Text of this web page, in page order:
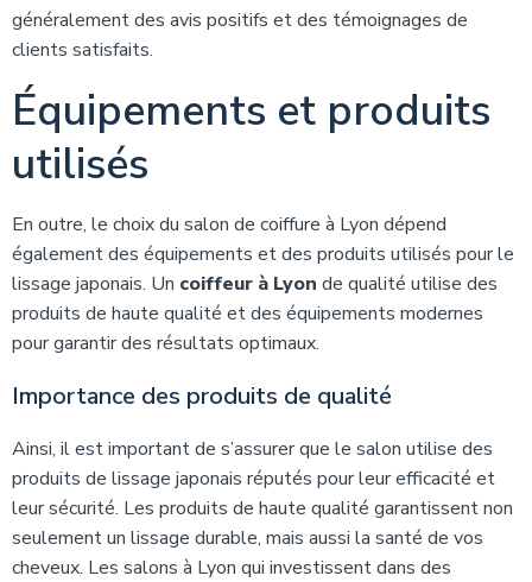
généralement des avis positifs et des témoignages de
clients satisfaits.
Équipements et produits
utilisés
En outre, le choix du salon de coiffure à Lyon dépend
également des équipements et des produits utilisés pour le
lissage japonais. Un coiffeur à Lyon de qualité utilise des
produits de haute qualité et des équipements modernes
pour garantir des résultats optimaux.
Importance des produits de qualité
Ainsi, il est important de s’assurer que le salon utilise des
produits de lissage japonais réputés pour leur efficacité et
leur sécurité. Les produits de haute qualité garantissent non
seulement un lissage durable, mais aussi la santé de vos
cheveux. Les salons à Lyon qui investissent dans des